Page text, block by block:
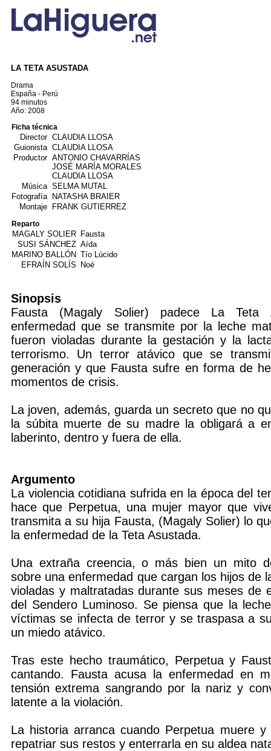
LA TETA ASUSTADA
Drama
España - Perú
94 minutos
Año: 2008
Ficha técnica
Director CLAUDIA LLOSA
Guionista CLAUDIA LLOSA
Productor ANTONIO CHAVARRÍAS
JOSÉ MARÍA MORALES
CLAUDIA LLOSA
Música SELMA MUTAL
Fotografía
NATASHA BRAIER
Montaje
FRANK GUTIERREZ
Reparto
MAGALY SOLIER Fausta
SUSI SÁNCHEZ Aída
MARINO BALLÓN Tío Lúcido
EFRAÍN SOLÍS
Noé
Sinopsis
Fausta (Magaly Solier) padece La Teta
enfermedad que se transmite por la leche
fueron violadas durante la gestación y la
terrorismo. Un terror atávico que se
generación y que Fausta sufre en forma de
momentos de crisis.
La joven, además, guarda un secreto que no
la súbita muerte de su madre la obligará a
laberinto, dentro y fuera de ella.
Argumento
La violencia cotidiana sufrida en la época del
hace que Perpetua, una mujer mayor que
transmita a su hija Fausta, (Magaly Solier) lo
la enfermedad de la Teta Asustada.
Una extraña creencia, o más bien un mito
sobre una enfermedad que cargan los hijos de
violadas y maltratadas durante sus meses de
del Sendero Luminoso. Se piensa que la
víctimas se infecta de terror y se traspasa a
un miedo atávico.
Tras este hecho traumático, Perpetua y
cantando. Fausta acusa la enfermedad en
tensión extrema sangrando por la nariz y
latente a la violación.
La historia arranca cuando Perpetua muere
repatriar sus restos y enterrarla en su aldea